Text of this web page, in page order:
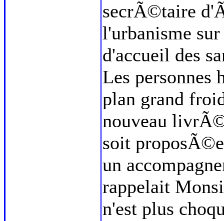
secrÃ©taire
l'urbanisme
d'accueil des
Les personnes
plan grand
nouveau
soit
un
rappelait
n'est plus